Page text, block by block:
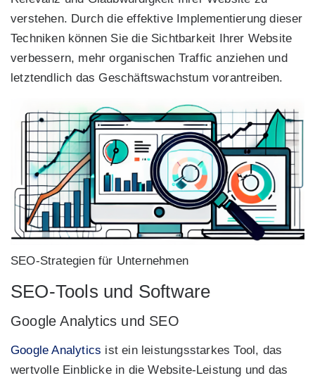
verstehen. Durch die effektive Implementierung dieser
Techniken können Sie die Sichtbarkeit Ihrer Website
verbessern, mehr organischen Traffic anziehen und
letztendlich das Geschäftswachstum vorantreiben.
SEO-Strategien für Unternehmen
SEO-Tools und Software
Google Analytics und SEO
Google Analytics ist ein leistungsstarkes Tool, das
wertvolle Einblicke in die Website-Leistung und das